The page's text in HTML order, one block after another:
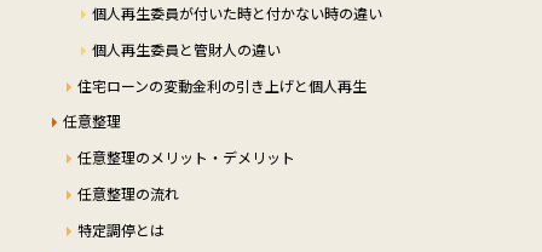
個人再生委員が付いた時と付かない時の違い
個人再生委員と管財人の違い
住宅ローンの変動金利の引き上げと個人再生
任意整理
任意整理のメリット・デメリット
任意整理の流れ
特定調停とは